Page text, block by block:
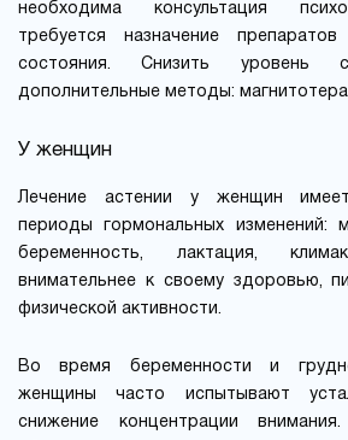
необходима консультация
требуется назначение
состояния. Снизить уровень
дополнительные методы:
У женщин
Лечение астении у женщин
периоды гормональных изменений:
беременность, лактация,
внимательнее к своему здоровью,
физической активности.
Во время беременности и
женщины часто испытывают
снижение концентрации